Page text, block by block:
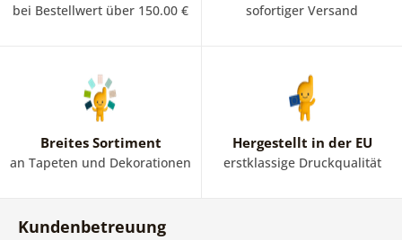
bei Bestellwert über 150.00 € sofortiger Versand
Breites Sortiment
an Tapeten und Dekorationen
Hergestellt in der EU
erstklassige Druckqualität
Kundenbetreuung